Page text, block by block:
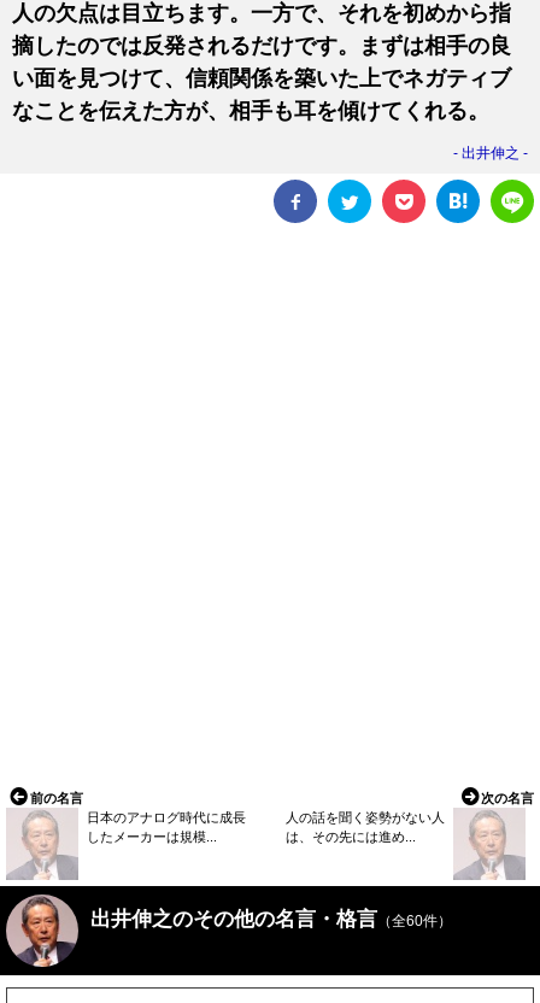
人の欠点は目立ちます。一方で、それを初めから指
摘したのでは反発されるだけです。まずは相手の良
い面を見つけて、信頼関係を築いた上でネガティブ
なことを伝えた方が、相手も耳を傾けてくれる。
出井伸之
前の名言
日本のアナログ時代に成長
したメーカーは規模...
次の名言
人の話を聞く姿勢がない人
は、その先には進め...
出井伸之のその他の名言・格言 （全60件）